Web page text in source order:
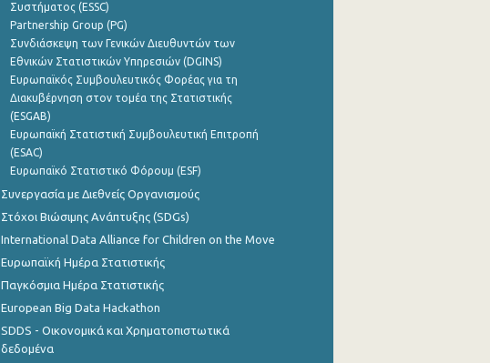
Συστήματος (ESSC)
Partnership Group (PG)
Συνδιάσκεψη των Γενικών Διευθυντών των
Εθνικών Στατιστικών Υπηρεσιών (DGINS)
Ευρωπαϊκός Συμβουλευτικός Φορέας για τη
Διακυβέρνηση στον τομέα της Στατιστικής
(ESGAB)
Ευρωπαϊκή Στατιστική Συμβουλευτική Επιτροπή
(ESAC)
Ευρωπαϊκό Στατιστικό Φόρουμ (ESF)
Συνεργασία με Διεθνείς Οργανισμούς
Στόχοι Βιώσιμης Ανάπτυξης (SDGs)
International Data Alliance for Children on the Move
Ευρωπαϊκή Ημέρα Στατιστικής
Παγκόσμια Ημέρα Στατιστικής
European Big Data Hackathon
SDDS - Οικονομικά και Χρηματοπιστωτικά
δεδομένα